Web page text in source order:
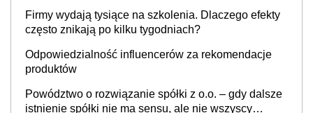
Firmy wydają tysiące na szkolenia. Dlaczego efekty
często znikają po kilku tygodniach?
Odpowiedzialność influencerów za rekomendacje
produktów
Powództwo o rozwiązanie spółki z o.o. – gdy dalsze
istnienie spółki nie ma sensu, ale nie wszyscy